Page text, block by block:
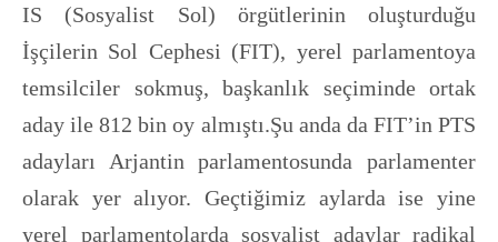
IS (Sosyalist Sol) örgütlerinin oluşturduğu
İşçilerin Sol Cephesi (FIT), yerel parlamentoya
temsilciler sokmuş, başkanlık seçiminde ortak
aday ile 812 bin oy almıştı.Şu anda da FIT’in PTS
adayları Arjantin parlamentosunda parlamenter
olarak yer alıyor. Geçtiğimiz aylarda ise yine
yerel parlamentolarda sosyalist adaylar radikal